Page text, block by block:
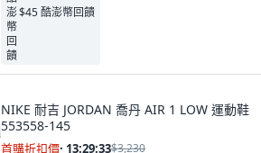
$45 酷澎幣回饋
NIKE 耐吉 JORDAN 喬丹 AIR 1 LOW 運動鞋
553558-145
首購折扣價· 13:29:32$3,230